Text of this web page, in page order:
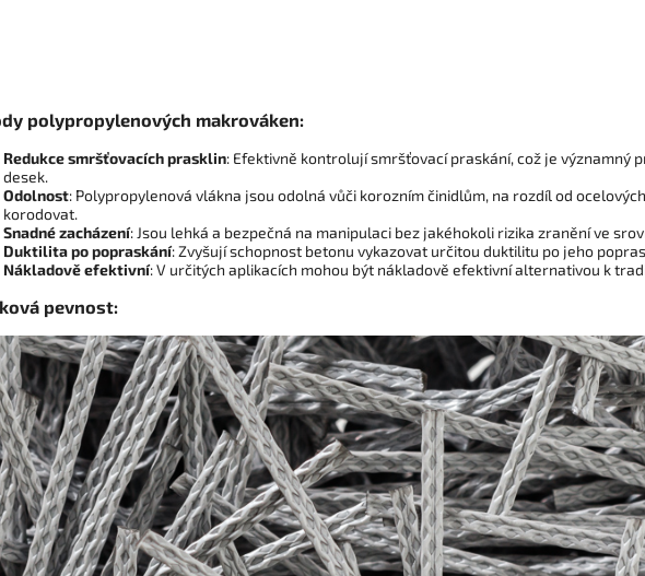
polypropylenových makrováken:
Redukce smršťovacích prasklin: Efektivně kontrolují smršťovací praskání, což je významný
desek.
Odolnost: Polypropylenová vlákna jsou odolná vůči korozním činidlům, na rozdíl od
korodovat.
Snadné zacházení: Jsou lehká a bezpečná na manipulaci bez jakéhokoli rizika zranění ve
Duktilita po popraskání: Zvyšují schopnost betonu vykazovat určitou duktilitu po jeho
Nákladově efektivní: V určitých aplikacích mohou být nákladově efektivní alternativou k
pevnost: